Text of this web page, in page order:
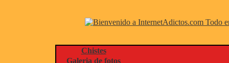
Chistes
Galeria de fotos